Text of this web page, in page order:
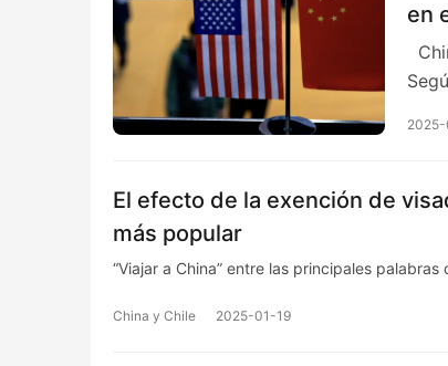
en
El efecto de la exención de
más popular
“Viajar a China” entre las principales
China y Chile 2025-01-19